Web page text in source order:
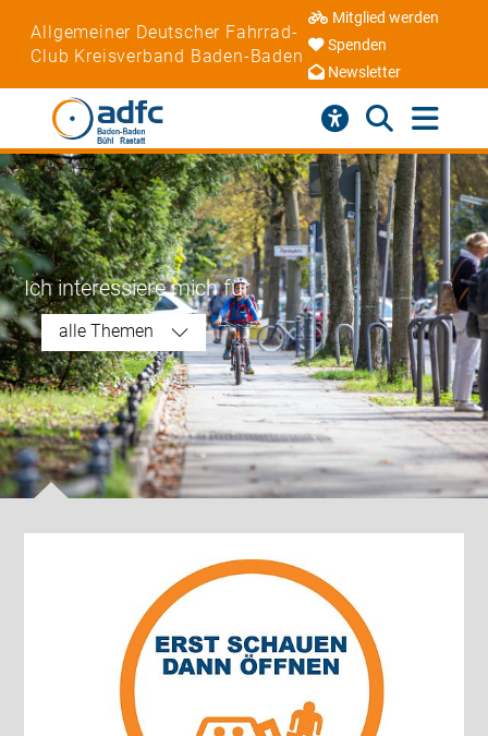
Allgemeiner Deutscher Fahrrad-
Club Kreisverband Baden-Baden
Mitglied werden
Spenden
Newsletter
Ich interessiere mich für
alle Themen